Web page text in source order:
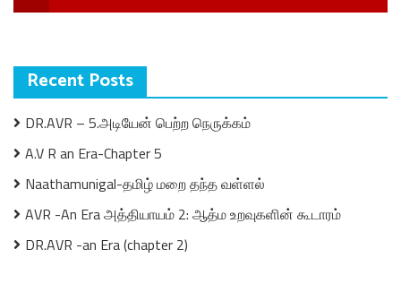
Recent Posts
DR.AVR – 5.அடியேன் பெற்ற நெருக்கம்
A.V R an Era-Chapter 5
Naathamunigal-தமிழ் மறை தந்த வள்ளல்
AVR -An Era அத்தியாயம் 2: ஆத்ம உறவுகளின் கூடாரம்
DR.AVR -an Era (chapter 2)